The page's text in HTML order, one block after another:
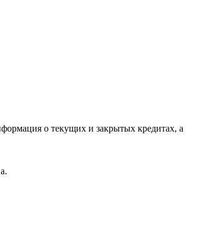
о текущих и закрытых кредитах, а